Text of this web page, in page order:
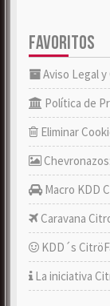
FAVORITOS
Aviso Legal
Política de
Eliminar
Macro KDD
Caravana
KDD´s
La iniciativa